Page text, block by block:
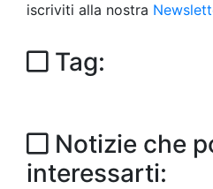
iscriviti alla nostra
Tag:
Notizie che
interessarti: